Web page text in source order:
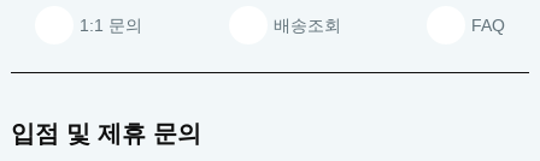
1:1 문의 배송조회 FAQ
입점 및 제휴 문의